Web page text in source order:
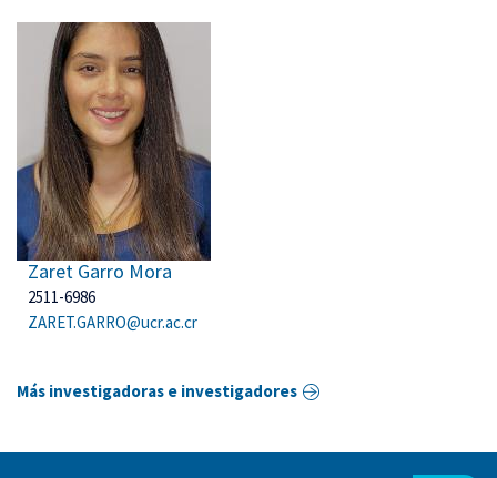
Zaret Garro Mora
2511-6986
ZARET.GARRO@ucr.ac.cr
Más investigadoras e investigadores